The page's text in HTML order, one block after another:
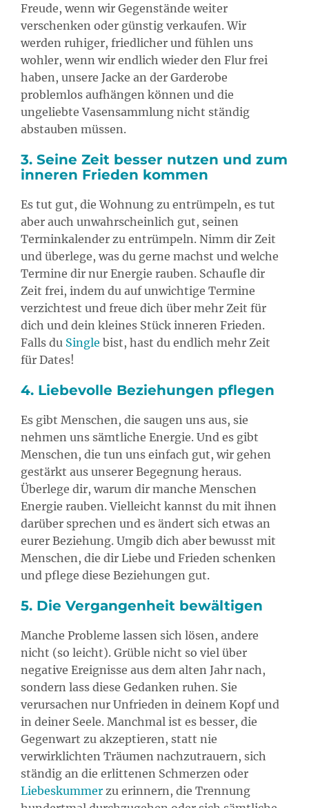
Freude, wenn wir Gegenstände weiter
verschenken oder günstig verkaufen. Wir
werden ruhiger, friedlicher und fühlen uns
wohler, wenn wir endlich wieder den Flur frei
haben, unsere Jacke an der Garderobe
problemlos aufhängen können und die
ungeliebte Vasensammlung nicht ständig
abstauben müssen.
3. Seine Zeit besser nutzen und zum
inneren Frieden kommen
Es tut gut, die Wohnung zu entrümpeln, es tut
aber auch unwahrscheinlich gut, seinen
Terminkalender zu entrümpeln. Nimm dir Zeit
und überlege, was du gerne machst und welche
Termine dir nur Energie rauben. Schaufle dir
Zeit frei, indem du auf unwichtige Termine
verzichtest und freue dich über mehr Zeit für
dich und dein kleines Stück inneren Frieden.
Falls du Single bist, hast du endlich mehr Zeit
für Dates!
4. Liebevolle Beziehungen pflegen
Es gibt Menschen, die saugen uns aus, sie
nehmen uns sämtliche Energie. Und es gibt
Menschen, die tun uns einfach gut, wir gehen
gestärkt aus unserer Begegnung heraus.
Überlege dir, warum dir manche Menschen
Energie rauben. Vielleicht kannst du mit ihnen
darüber sprechen und es ändert sich etwas an
eurer Beziehung. Umgib dich aber bewusst mit
Menschen, die dir Liebe und Frieden schenken
und pflege diese Beziehungen gut.
5. Die Vergangenheit bewältigen
Manche Probleme lassen sich lösen, andere
nicht (so leicht). Grüble nicht so viel über
negative Ereignisse aus dem alten Jahr nach,
sondern lass diese Gedanken ruhen. Sie
verursachen nur Unfrieden in deinem Kopf und
in deiner Seele. Manchmal ist es besser, die
Gegenwart zu akzeptieren, statt nie
verwirklichten Träumen nachzutrauern, sich
ständig an die erlittenen Schmerzen oder
Liebeskummer zu erinnern, die Trennung